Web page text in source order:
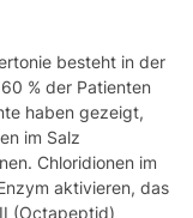
besteht in der
% der Patienten
haben gezeigt,
im Salz
Chloridionen im
aktivieren, das
(Octapeptid)